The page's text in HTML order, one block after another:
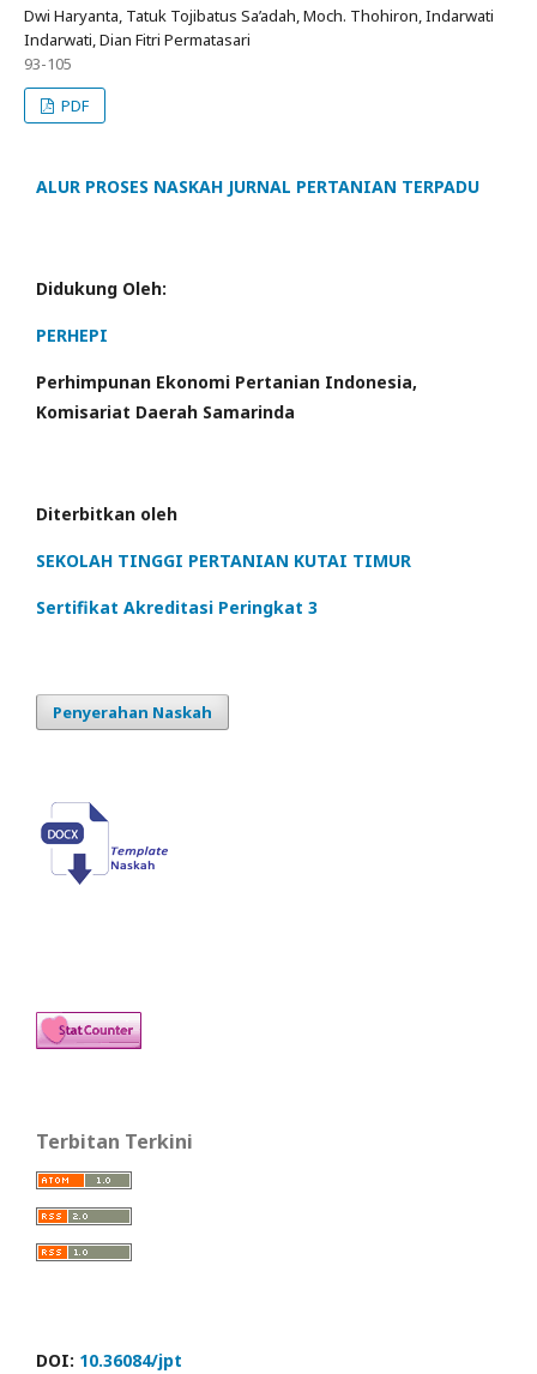
Dwi Haryanta, Tatuk Tojibatus Sa’adah, Moch. Thohiron, Indarwati
Indarwati, Dian Fitri Permatasari
93-105
PDF
ALUR PROSES NASKAH JURNAL PERTANIAN TERPADU
Didukung Oleh:
PERHEPI
Perhimpunan Ekonomi Pertanian Indonesia,
Komisariat Daerah Samarinda
Diterbitkan oleh
SEKOLAH TINGGI PERTANIAN KUTAI TIMUR
Sertifikat Akreditasi Peringkat 3
Penyerahan Naskah
Terbitan Terkini
DOI: 10.36084/jpt